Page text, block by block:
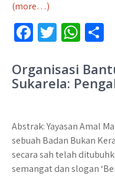
(more…)
Fa
b
o
k
T
tt
er
W
at
sA
p
e
Organisasi
Sukarela:
Abstrak: Yayasan Amal
sebuah Badan Bukan
secara sah telah
semangat dan slogan